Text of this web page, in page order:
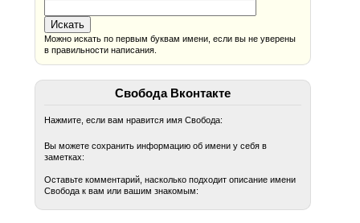
Можно искать по первым буквам имени, если вы не уверены
в правильности написания.
Свобода Вконтакте
Нажмите, если вам нравится имя Свобода:
Вы можете сохранить информацию об имени у себя в
заметках:
Оставьте комментарий, насколько подходит описание имени
Свобода к вам или вашим знакомым: